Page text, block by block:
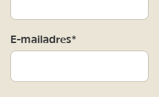
E-mailadres*